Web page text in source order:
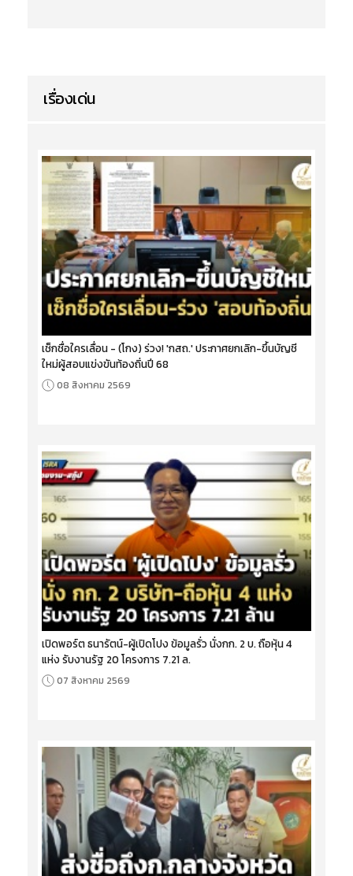
เรื่องเด่น
เช็กชื่อใครเลื่อน - (โกง) ร่วง! 'กสถ.' ประกาศยกเลิก-ขึ้นบัญชี
ใหม่ผู้สอบแข่งขันท้องถิ่นปี 68
08 สิงหาคม 2569
เปิดพอร์ต ธนารัตน์-ผู้เปิดโปง ข้อมูลรั่ว นั่งกก. 2 บ. ถือหุ้น 4
แห่ง รับงานรัฐ 20 โครงการ 7.21 ล.
07 สิงหาคม 2569